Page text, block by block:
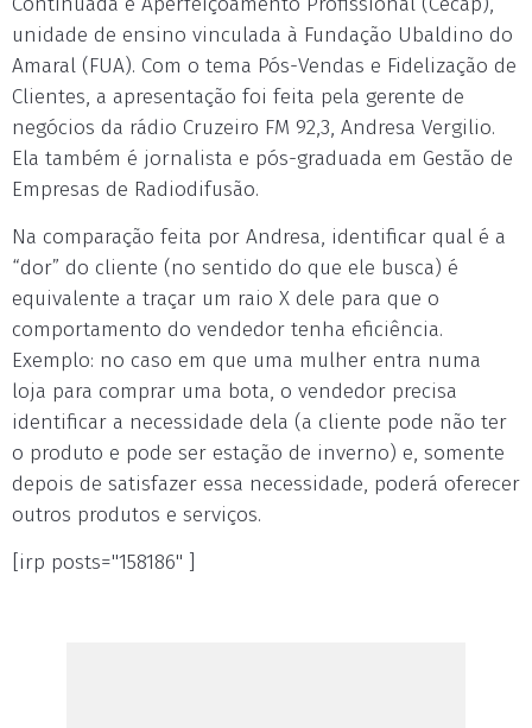
unidade de ensino vinculada à Fundação Ubaldino do
Amaral (FUA). Com o tema Pós-Vendas e Fidelização de
Clientes, a apresentação foi feita pela gerente de
negócios da rádio Cruzeiro FM 92,3, Andresa Vergilio.
Ela também é jornalista e pós-graduada em Gestão de
Empresas de Radiodifusão.
Na comparação feita por Andresa, identificar qual é a
“dor” do cliente (no sentido do que ele busca) é
equivalente a traçar um raio X dele para que o
comportamento do vendedor tenha eficiência.
Exemplo: no caso em que uma mulher entra numa
loja para comprar uma bota, o vendedor precisa
identificar a necessidade dela (a cliente pode não ter
o produto e pode ser estação de inverno) e, somente
depois de satisfazer essa necessidade, poderá oferecer
outros produtos e serviços.
[irp posts="158186" ]